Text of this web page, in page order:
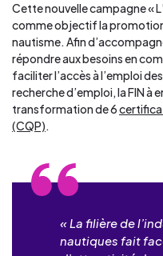
Cette nouvelle campagne «
comme objectif la
nautisme. Afin
répondre aux besoins en
faciliter l’accès à l’emploi
recherche d’emploi, la FIN à
transformation de 6
(CQP).
« La filière de
nautiques fait